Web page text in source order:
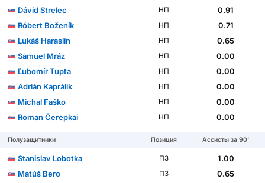
Dávid Strelec
НП
0.91
Róbert Boženík
НП
0.71
Lukáš Haraslín
НП
0.65
Samuel Mráz
НП
0.00
Ľubomír Tupta
НП
0.00
Adrián Kaprálik
НП
0.00
Michal Faško
НП
0.00
Roman Čerepkai
НП 0.00
Полузащитники Позиция Ассисты за 90'
Stanislav Lobotka ПЗ
1.00
Matúš Bero
ПЗ
0.65